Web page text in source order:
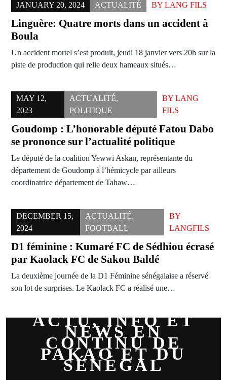
JANUARY 20, 2024 ACTUALITÉ BY LANG FILS
Linguère: Quatre morts dans un accident à
Boula
Un accident mortel s’est produit, jeudi 18 janvier vers 20h sur la
piste de production qui relie deux hameaux situés…
MAY 12,
2023
ACTUALITÉ,
POLITIQUE
BY LANG
FILS
Goudomp : L’honorable député Fatou Dabo
se prononce sur l’actualité politique
Le député de la coalition Yewwi Askan, représentante du
département de Goudomp à l’hémicycle par ailleurs
coordinatrice département de Tahaw…
DECEMBER 15,
2024
ACTUALITÉ,
FOOTBALL
BY
LANGFILS
D1 féminine : Kumaré FC de Sédhiou écrasé
par Kaolack FC de Sakou Baldé
La deuxième journée de la D1 Féminine sénégalaise a réservé
son lot de surprises. Le Kaolack FC a réalisé une…
ACTU, INFO ET
NEWS EN
CONTINU DE
PAKAO ET DU
SÉNÉGAL